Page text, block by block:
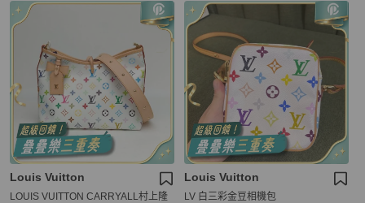
Louis Vuitton
LOUIS VUITTON CARRYALL村上隆
Louis Vuitton
LV 白三彩金豆相機包